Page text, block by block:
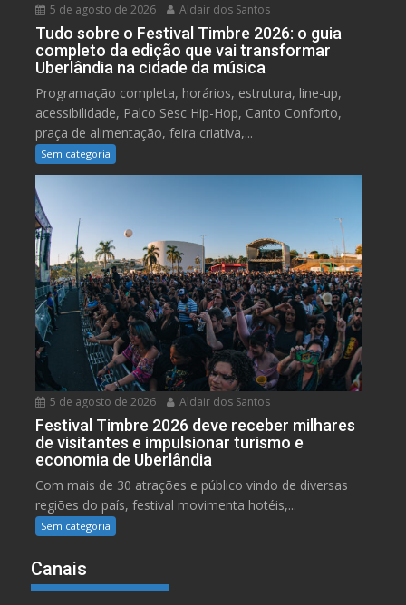
5 de agosto de 2026 Aldair dos Santos
Tudo sobre o Festival Timbre 2026: o guia
completo da edição que vai transformar
Uberlândia na cidade da música
Programação completa, horários, estrutura, line-up,
acessibilidade, Palco Sesc Hip-Hop, Canto Conforto,
praça de alimentação, feira criativa,...
Sem categoria
5 de agosto de 2026 Aldair dos Santos
Festival Timbre 2026 deve receber milhares
de visitantes e impulsionar turismo e
economia de Uberlândia
Com mais de 30 atrações e público vindo de diversas
regiões do país, festival movimenta hotéis,...
Sem categoria
Canais